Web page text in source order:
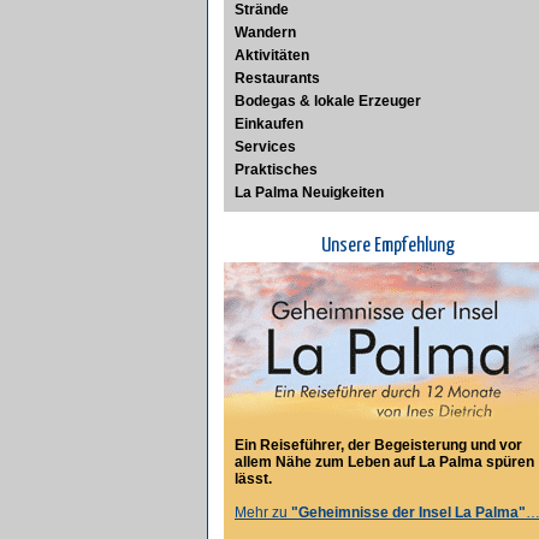
Strände
Wandern
Aktivitäten
Restaurants
Bodegas & lokale Erzeuger
Einkaufen
Services
Praktisches
La Palma Neuigkeiten
Unsere Empfehlung
Ein Reiseführer, der Begeisterung und vor
allem Nähe zum Leben auf La Palma spüren
lässt.
Mehr zu "Geheimnisse der Insel La Palma"…